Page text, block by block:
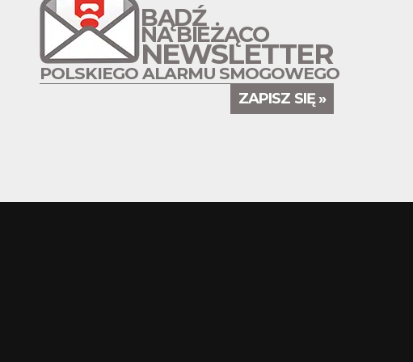
BĄDŹ
NA BIEŻĄCO
NEWSLETTER
POLSKIEGO ALARMU SMOGOWEGO
ZAPISZ SIĘ »